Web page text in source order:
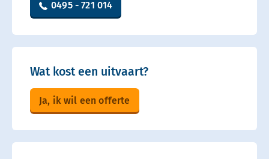
0495 - 721 014
Wat kost een uitvaart?
Ja, ik wil een offerte